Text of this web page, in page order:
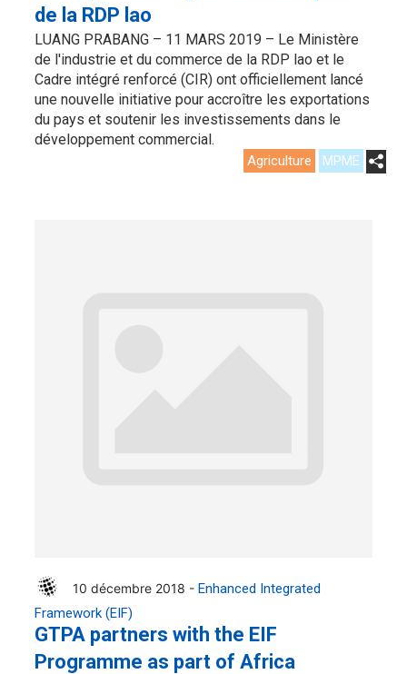
de la RDP lao
LUANG PRABANG – 11 MARS 2019 – Le Ministère
de l'industrie et du commerce de la RDP lao et le
Cadre intégré renforcé (CIR) ont officiellement lancé
une nouvelle initiative pour accroître les exportations
du pays et soutenir les investissements dans le
développement commercial.
Agriculture MPME
10 décembre 2018 - Enhanced Integrated
Framework (EIF)
GTPA partners with the EIF
Programme as part of Africa